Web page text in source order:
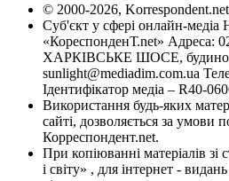
© 2000-2026, Korrespondent.net
Суб'єкт у сфері онлайн-медіа
«КореспонденТ.net» Адреса:
ХАРКІВСЬКЕ ШОСЕ, будинок
sunlight@mediadim.com.ua
Ідентифікатор медіа – R40-
Використання будь-яких
сайті, дозволяється за умови
Корреспондент.net.
При копіюванні матеріалів
і світу» , для інтернет -